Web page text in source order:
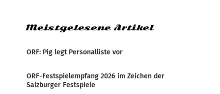
Meistgelesene Artikel
ORF: Pig legt Personalliste vor
ORF-Festspielempfang 2026 im Zeichen der
Salzburger Festspiele